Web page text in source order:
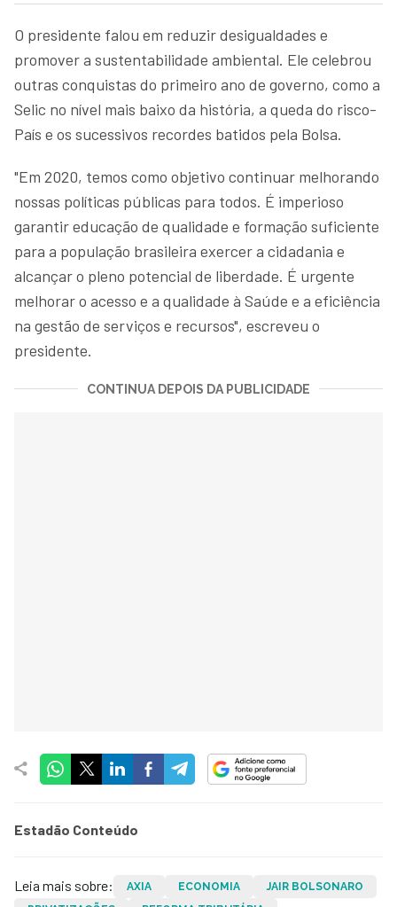
O presidente falou em reduzir desigualdades e
promover a sustentabilidade ambiental. Ele celebrou
outras conquistas do primeiro ano de governo, como a
Selic no nível mais baixo da história, a queda do risco-
País e os sucessivos recordes batidos pela Bolsa.
"Em 2020, temos como objetivo continuar melhorando
nossas políticas públicas para todos. É imperioso
garantir educação de qualidade e formação suficiente
para a população brasileira exercer a cidadania e
alcançar o pleno potencial de liberdade. É urgente
melhorar o acesso e a qualidade à Saúde e a eficiência
na gestão de serviços e recursos", escreveu o
presidente.
CONTINUA DEPOIS DA PUBLICIDADE
Estadão Conteúdo
Leia mais sobre: AXIA ECONOMIA
JAIR BOLSONARO